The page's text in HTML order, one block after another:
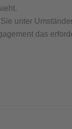
unter
das